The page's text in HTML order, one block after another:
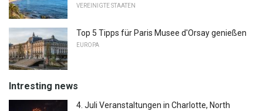
VEREINIGTE STAATEN
Top 5 Tipps für Paris Musee d'Orsay genießen
EUROPA
Intresting news
4. Juli Veranstaltungen in Charlotte, North